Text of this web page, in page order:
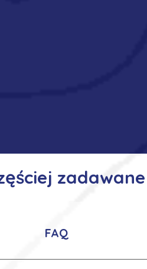
FAQ